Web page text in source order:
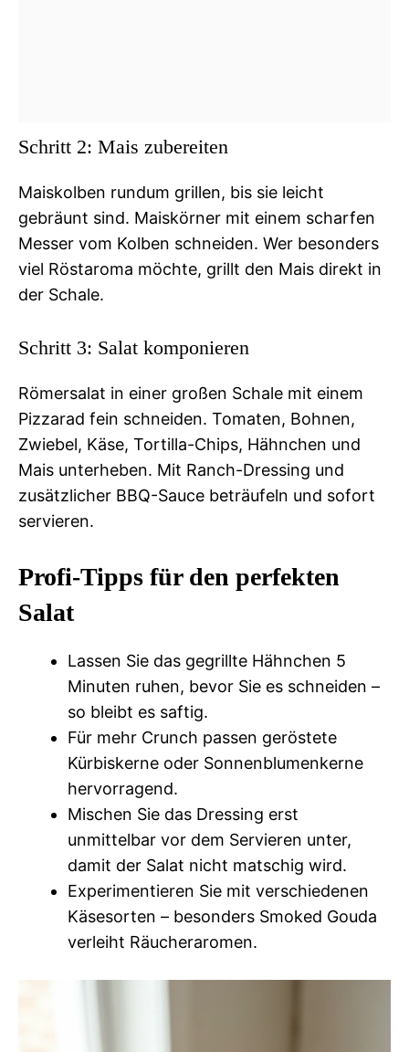
Schritt 2: Mais zubereiten
Maiskolben rundum grillen, bis sie leicht
gebräunt sind. Maiskörner mit einem scharfen
Messer vom Kolben schneiden. Wer besonders
viel Röstaroma möchte, grillt den Mais direkt in
der Schale.
Schritt 3: Salat komponieren
Römersalat in einer großen Schale mit einem
Pizzarad fein schneiden. Tomaten, Bohnen,
Zwiebel, Käse, Tortilla-Chips, Hähnchen und
Mais unterheben. Mit Ranch-Dressing und
zusätzlicher BBQ-Sauce beträufeln und sofort
servieren.
Profi-Tipps für den perfekten
Salat
Lassen Sie das gegrillte Hähnchen 5
Minuten ruhen, bevor Sie es schneiden –
so bleibt es saftig.
Für mehr Crunch passen geröstete
Kürbiskerne oder Sonnenblumenkerne
hervorragend.
Mischen Sie das Dressing erst
unmittelbar vor dem Servieren unter,
damit der Salat nicht matschig wird.
Experimentieren Sie mit verschiedenen
Käsesorten – besonders Smoked Gouda
verleiht Räucheraromen.